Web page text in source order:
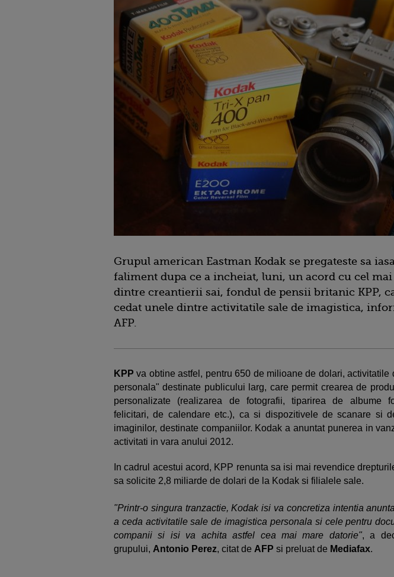
Grupul american Eastman Kodak se pregateste sa
faliment dupa ce a incheiat, luni, un acord cu cel
dintre creantierii sai, fondul de pensii britanic KPP,
cedat unele dintre activitatile sale de imagistica,
AFP.
KPPva obtine astfel, pentru 650 de milioane de dolari, activitatile
personala" destinate publicului larg, care permit crearea de
personalizate (realizarea de fotografii, tiparirea de albume
felicitari, de calendare etc.), ca si dispozitivele de scanare si
imaginilor, destinate companiilor. Kodak a anuntat punerea in
activitati in vara anului 2012.
In cadrul acestui acord, KPP renunta sa isi mai revendice
sa solicite 2,8 miliarde de dolari de la Kodak si filialele sale.
"Printr-o singura tranzactie,Kodak isi va concretiza intentia
a ceda activitatile sale de imagistica personala si cele pentru
companii si isi va achita astfel cea mai mare datorie", a
grupului, Antonio Perez, citat de AFP si preluat de Mediafax.